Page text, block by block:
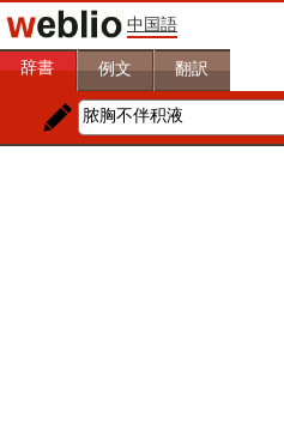
中国語
辞書 例文 翻訳